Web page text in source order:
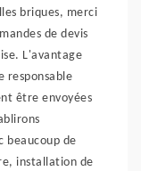
briques, merci
de devis
L'avantage
responsable
être envoyées
beaucoup de
installation de